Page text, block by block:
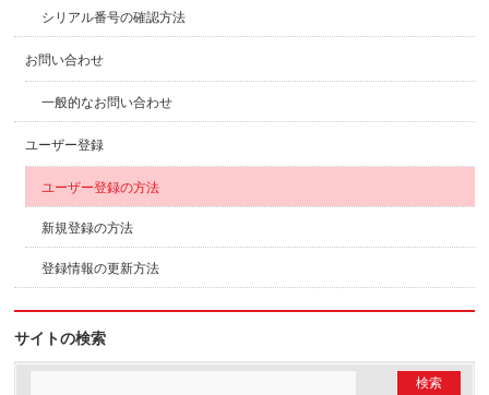
シリアル番号の確認方法
お問い合わせ
一般的なお問い合わせ
ユーザー登録
ユーザー登録の方法
新規登録の方法
登録情報の更新方法
サイトの検索